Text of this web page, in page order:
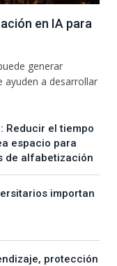
en IA para
generar
ayuden a desarrollar
Reducir el tiempo
espacio para
de alfabetización
importan
protección